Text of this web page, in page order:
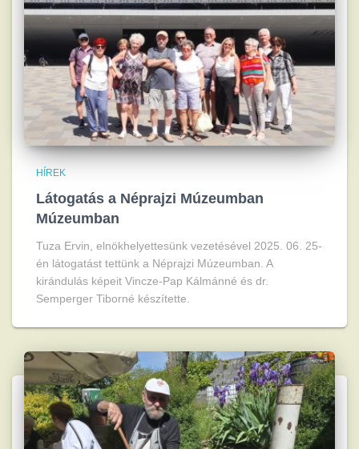
HÍREK
Látogatás a Néprajzi Múzeumban
Múzeumban
Tuza Ervin, elnökhelyettesünk vezetésével 2025. 06. 25-
én látogatást tettünk a Néprajzi Múzeumban. A
kirándulás képeit Vincze-Pap Kálmánné és dr.
Semperger Tiborné készítette.